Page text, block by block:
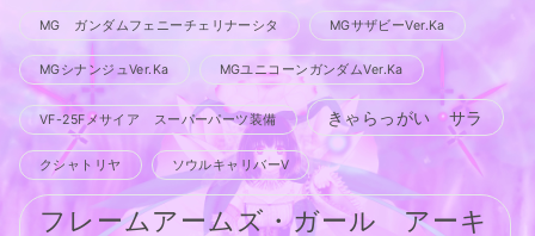
MG ガンダムフェニーチェリナーシタ MGサザビーVer.Ka
MGシナンジュVer.Ka MGユニコーンガンダムVer.Ka
VF-25Fメサイア スーパーパーツ装備 きゃらっがい サラ
クシャトリヤ ソウルキャリバーV
フレームアームズ・ガール アーキ